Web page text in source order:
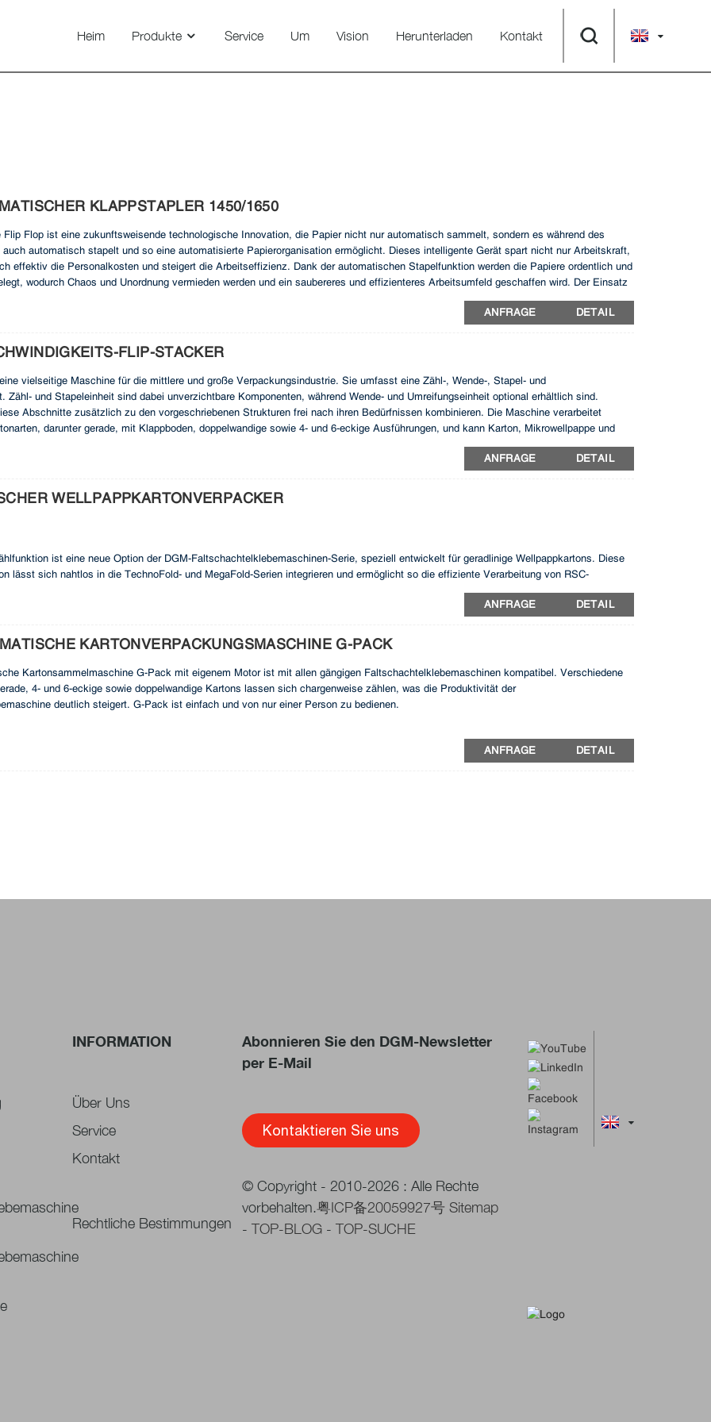
Heim Produkte Service Um Vision Herunterladen Kontakt
KLAPPSTAPLER 1450/1650
Flip Flop ist eine zukunftsweisende technologische Innovation, die Papier nicht nur automatisch sammelt, sondern es während des
automatisch stapelt und so eine automatisierte Papierorganisation ermöglicht. Dieses intelligente Gerät spart nicht nur Arbeitskraft,
effektiv die Personalkosten und steigert die Arbeitseffizienz. Dank der automatischen Stapelfunktion werden die Papiere ordentlich und
wodurch Chaos und Unordnung vermieden werden und ein saubereres und effizienteres Arbeitsumfeld geschaffen wird. Der Einsatz
ANFRAGE
DETAIL
FLIP-STACKER
vielseitige Maschine für die mittlere und große Verpackungsindustrie. Sie umfasst eine Zähl-, Wende-, Stapel- und
Zähl- und Stapeleinheit sind dabei unverzichtbare Komponenten, während Wende- und Umreifungseinheit optional erhältlich sind.
Abschnitte zusätzlich zu den vorgeschriebenen Strukturen frei nach ihren Bedürfnissen kombinieren. Die Maschine verarbeitet
darunter gerade, mit Klappboden, doppelwandige sowie 4- und 6-eckige Ausführungen, und kann Karton, Mikrowellpappe und
ANFRAGE DETAIL
WELLPAPPKARTONVERPACKER
ist eine neue Option der DGM-Faltschachtelklebemaschinen-Serie, speziell entwickelt für geradlinige Wellpappkartons. Diese
lässt sich nahtlos in die TechnoFold- und MegaFold-Serien integrieren und ermöglicht so die effiziente Verarbeitung von RSC-
zur Optimierung der Produktionsprozesse bei. Darüber hinaus gewährleistet er durch die Optimierung der Produktionsabläufe höhere
ANFRAGE DETAIL
KARTONVERPACKUNGSMASCHINE G-PACK
Kartonsammelmaschine G-Pack mit eigenem Motor ist mit allen gängigen Faltschachtelklebemaschinen kompatibel. Verschiedene
4- und 6-eckige sowie doppelwandige Kartons lassen sich chargenweise zählen, was die Produktivität der
deutlich steigert. G-Pack ist einfach und von nur einer Person zu bedienen.
ANFRAGE DETAIL
INFORMATION
Über Uns
Service
Kontakt
Rechtliche Bestimmungen
Abonnieren Sie den DGM-Newsletter
per E-Mail
Kontaktieren Sie uns
© Copyright - 2010-2026 : Alle Rechte
vorbehalten.粤ICP备20059927号 Sitemap
-TOP-BLOG -TOP-SUCHE